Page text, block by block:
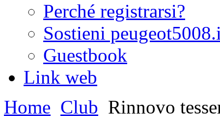
Perché registrarsi?
Sostieni
Guestbook
Link web
Home Club Rinnovo